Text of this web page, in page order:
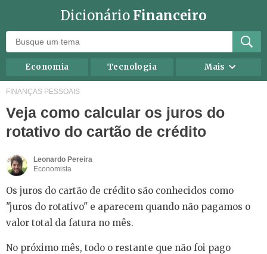
Dicionário Financeiro
Economia Tecnologia Mais
Recursos humanos
Negócios
Mercados
Direito
Impostos
Contabilidade
FINANÇAS PESSOAIS
Veja como calcular os juros do
rotativo do cartão de crédito
Leonardo Pereira
Economista
Os juros do cartão de crédito são conhecidos como
"juros do rotativo" e aparecem quando não pagamos o
valor total da fatura no mês.
No próximo mês, todo o restante que não foi pago